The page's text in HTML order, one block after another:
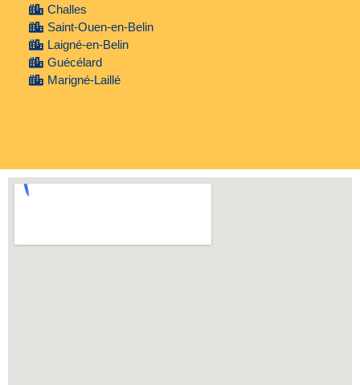
Challes
Saint-Ouen-en-Belin
Laigné-en-Belin
Guécélard
Marigné-Laillé